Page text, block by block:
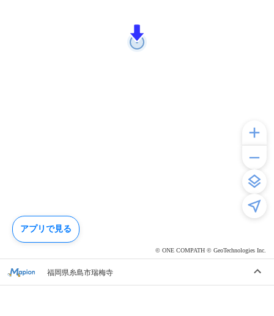
© ONE COMPATH © GeoTechnologies Inc.
福岡県糸島市瑞梅寺
アプリで見る